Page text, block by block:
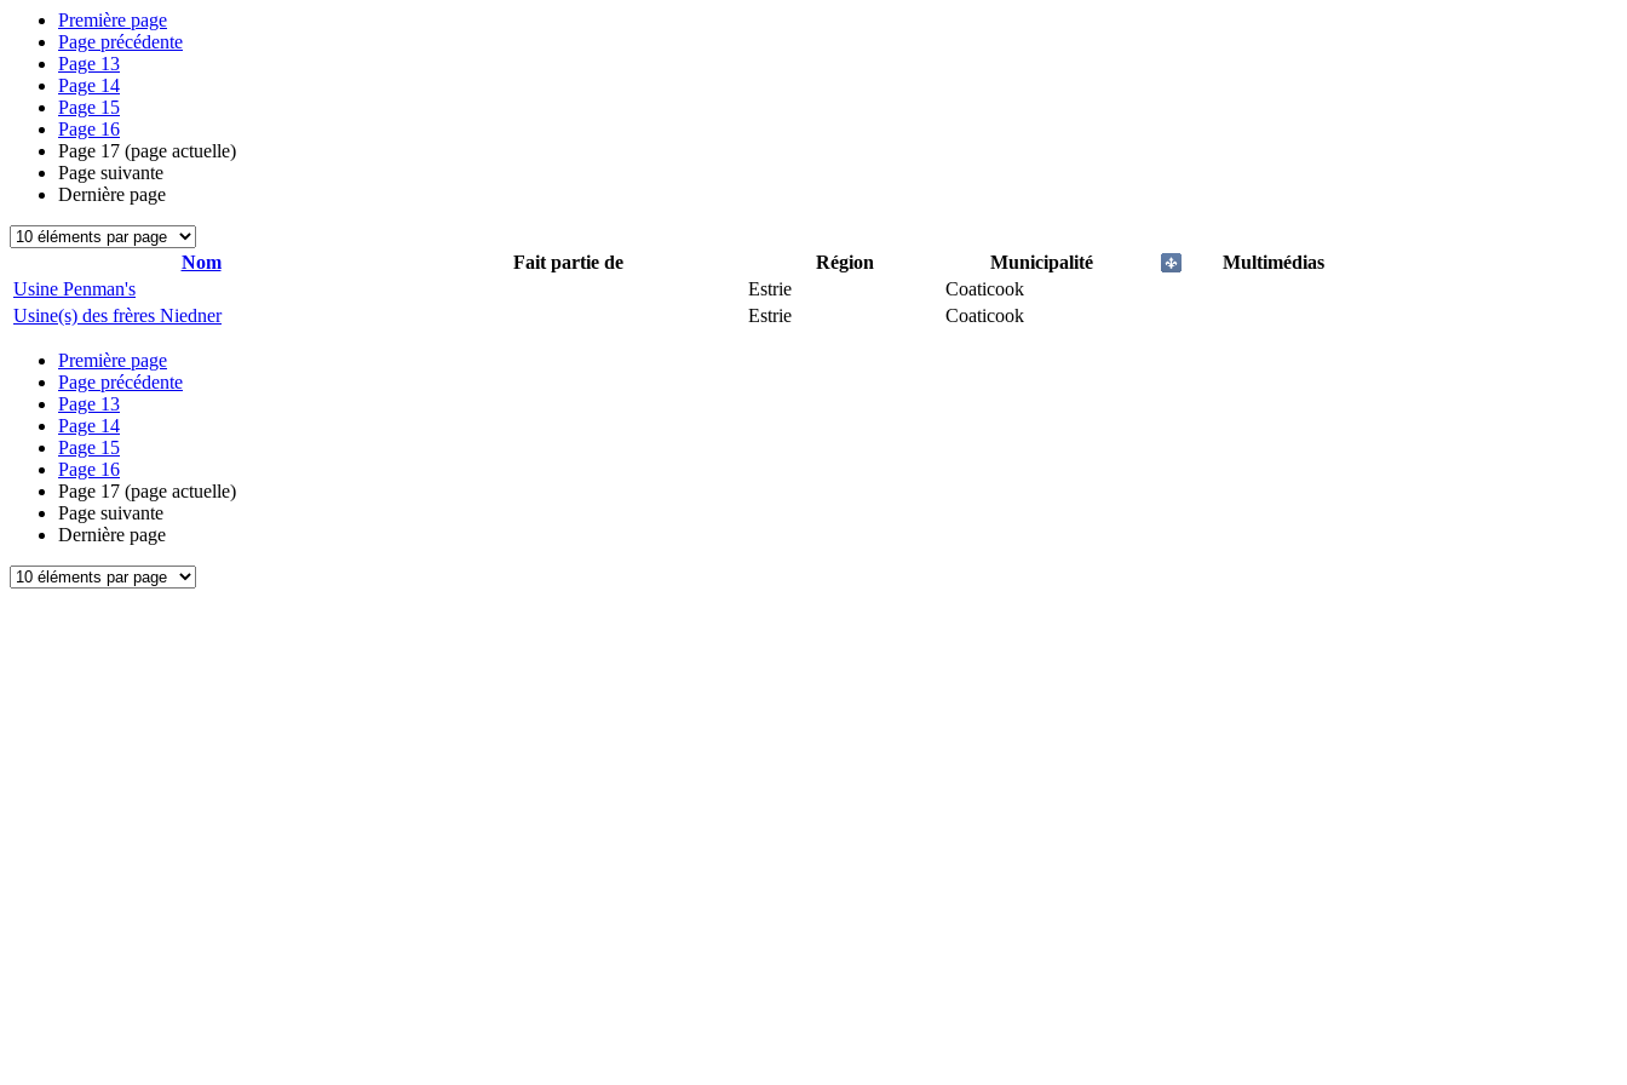
Première page
Page précédente
Page 13
Page 14
Page 15
Page 16
Page 17 (page actuelle)
Page suivante
Dernière page
Nom Fait partie de Région Municipalité
Multimédias
Usine Penman's
Estrie
Coaticook
Usine(s) des frères Niedner
Estrie Coaticook
Première page
Page précédente
Page 13
Page 14
Page 15
Page 16
Page 17 (page actuelle)
Page suivante
Dernière page